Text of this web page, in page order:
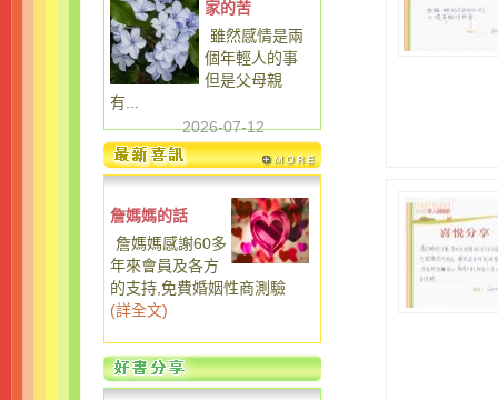
家的苦
雖然感情是兩
個年輕人的事
但是父母親
有...
2026-07-12
詹媽媽的話
詹媽媽感謝60多
年來會員及各方
的支持,免費婚姻性商測驗
(詳全文)